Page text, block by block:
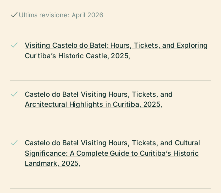
Ultima revisione: April 2026
Visiting Castelo do Batel: Hours, Tickets, and Exploring
Curitiba’s Historic Castle, 2025,
Castelo do Batel Visiting Hours, Tickets, and
Architectural Highlights in Curitiba, 2025,
Castelo do Batel Visiting Hours, Tickets, and Cultural
Significance: A Complete Guide to Curitiba’s Historic
Landmark, 2025,